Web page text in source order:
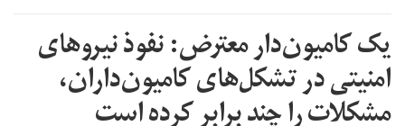
یک کامیون‌دار معترض: نفوذ نیروهای
امنیتی در تشکل‌های کامیون‌داران،